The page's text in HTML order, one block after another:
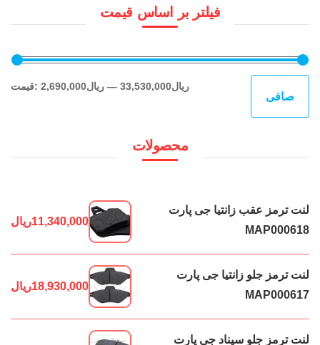
فیلتر بر اساس قیمت
صافی
قيمت: 2,690,000ریال — 33,530,000ریال
محصولات
لنت ترمز عقب زانتیا جی پارت
MAP000618
11,340,000ریال
لنت ترمز جلو زانتیا جی پارت
MAP000617
18,930,000ریال
لنت ترمز جلو سیناد جی پارت